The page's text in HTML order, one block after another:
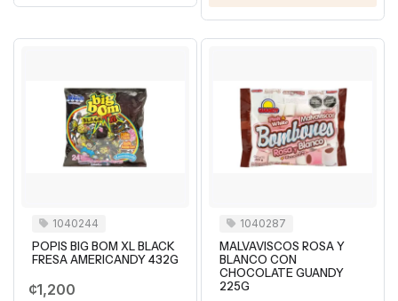
1040244
POPIS BIG BOM XL BLACK
FRESA AMERICANDY 432G
¢1,200
1040287
MALVAVISCOS ROSA Y
BLANCO CON
CHOCOLATE GUANDY
225G